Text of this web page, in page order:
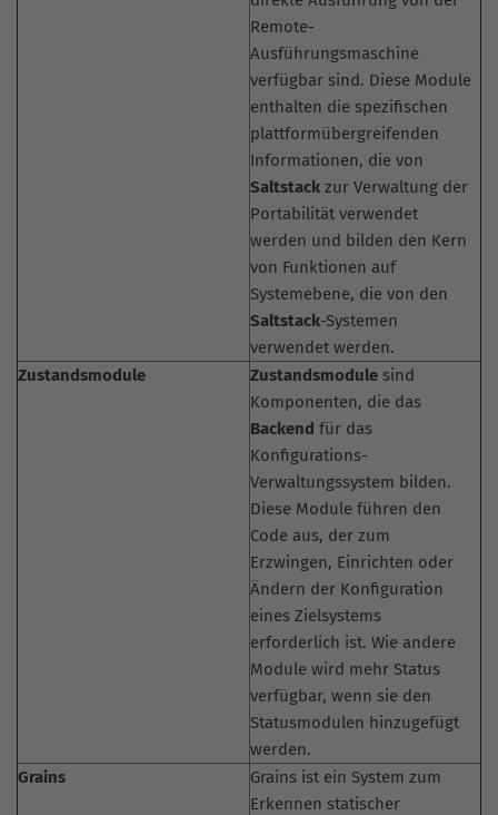
Remote-
Ausführungsmaschine
verfügbar sind. Diese Module
enthalten die spezifischen
plattformübergreifenden
Informationen, die von
Saltstack zur Verwaltung der
Portabilität verwendet
werden und bilden den Kern
von Funktionen auf
Systemebene, die von den
Saltstack-Systemen
verwendet werden.
Zustandsmodule
Zustandsmodule sind
Komponenten, die das
Backend für das
Konfigurations-
Verwaltungssystem bilden.
Diese Module führen den
Code aus, der zum
Erzwingen, Einrichten oder
Ändern der Konfiguration
eines Zielsystems
erforderlich ist. Wie andere
Module wird mehr Status
verfügbar, wenn sie den
Statusmodulen hinzugefügt
werden.
Grains
Grains ist ein System zum
Erkennen statischer